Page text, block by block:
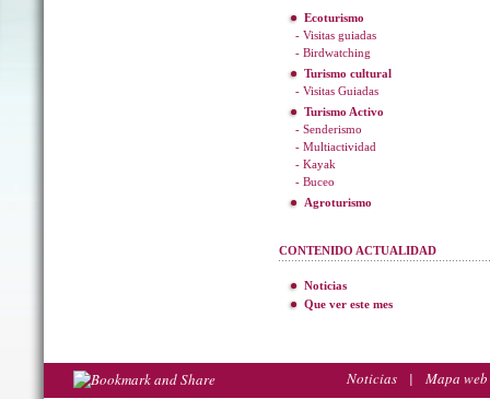
Ecoturismo
- Visitas guiadas
- Birdwatching
Turismo cultural
- Visitas Guiadas
Turismo Activo
- Senderismo
- Multiactividad
- Kayak
- Buceo
Agroturismo
CONTENIDO ACTUALIDAD
Noticias
Que ver este mes
Noticias | Mapa web